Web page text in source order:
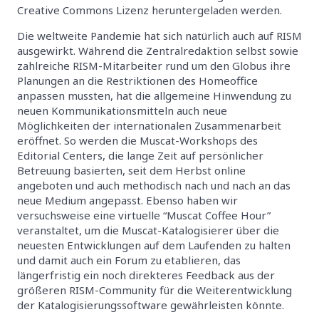
Creative Commons Lizenz heruntergeladen werden.
Die weltweite Pandemie hat sich natürlich auch auf RISM
ausgewirkt. Während die Zentralredaktion selbst sowie
zahlreiche RISM-Mitarbeiter rund um den Globus ihre
Planungen an die Restriktionen des Homeoffice
anpassen mussten, hat die allgemeine Hinwendung zu
neuen Kommunikationsmitteln auch neue
Möglichkeiten der internationalen Zusammenarbeit
eröffnet. So werden die Muscat-Workshops des
Editorial Centers, die lange Zeit auf persönlicher
Betreuung basierten, seit dem Herbst online
angeboten und auch methodisch nach und nach an das
neue Medium angepasst. Ebenso haben wir
versuchsweise eine virtuelle “Muscat Coffee Hour”
veranstaltet, um die Muscat-Katalogisierer über die
neuesten Entwicklungen auf dem Laufenden zu halten
und damit auch ein Forum zu etablieren, das
längerfristig ein noch direkteres Feedback aus der
größeren RISM-Community für die Weiterentwicklung
der Katalogisierungssoftware gewährleisten könnte.